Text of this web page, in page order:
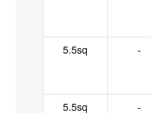
5.5sq -
5.5sq -